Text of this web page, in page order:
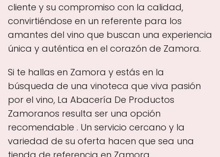
cliente y su compromiso con la calidad,
convirtiéndose en un referente para los
amantes del vino que buscan una experiencia
única y auténtica en el corazón de Zamora.
Si te hallas en Zamora y estás en la
búsqueda de una vinoteca que viva pasión
por el vino, La Abacería De Productos
Zamoranos resulta ser una opción
recomendable . Un servicio cercano y la
variedad de su oferta hacen que sea una